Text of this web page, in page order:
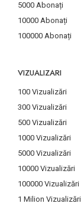
5000 Abonați
10000 Abonați
100000 Abonați
VIZUALIZARI
100 Vizualizări
300 Vizualizări
500 Vizualizări
1000 Vizualizări
5000 Vizualizări
10000 Vizualizări
100000 Vizualizări
1 Milion Vizualizări